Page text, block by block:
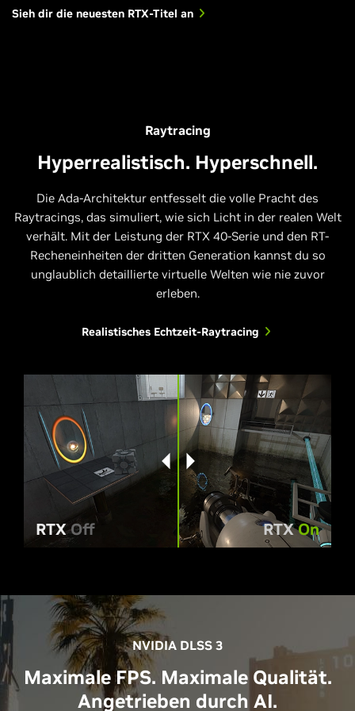
Sieh dir die neuesten RTX-Titel an
Raytracing
Hyperrealistisch. Hyperschnell.
Die Ada-Architektur entfesselt die volle Pracht des
Raytracings, das simuliert, wie sich Licht in der realen Welt
verhält. Mit der Leistung der RTX 40-Serie und den RT-
Recheneinheiten der dritten Generation kannst du so
unglaublich detaillierte virtuelle Welten wie nie zuvor
erleben.
Realistisches Echtzeit-Raytracing
RTXOn
RTXOff
NVIDIA DLSS 3
Maximale FPS. Maximale Qualität.
Angetrieben durch AI.